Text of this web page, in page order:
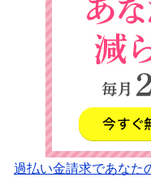
過払い金請求であなた